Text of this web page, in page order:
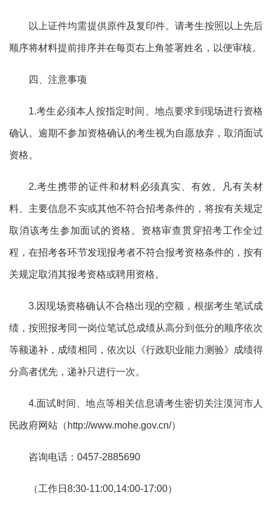
以上证件均需提供原件及复印件。请考生按照以上先后
顺序将材料提前排序并在每页右上角签署姓名，以便审核。
四、注意事项
1.考生必须本人按指定时间、地点要求到现场进行资格
确认。逾期不参加资格确认的考生视为自愿放弃，取消面试
资格。
2.考生携带的证件和材料必须真实、有效。凡有关材
料、主要信息不实或其他不符合招考条件的，将按有关规定
取消该考生参加面试的资格。资格审查贯穿招考工作全过
程，在招考各环节发现报考者不符合报考资格条件的，按有
关规定取消其报考资格或聘用资格。
3.因现场资格确认不合格出现的空额，根据考生笔试成
绩，按照报考同一岗位笔试总成绩从高分到低分的顺序依次
等额递补，成绩相同，依次以《行政职业能力测验》成绩得
分高者优先，递补只进行一次。
4.面试时间、地点等相关信息请考生密切关注漠河市人
民政府网站（http://www.mohe.gov.cn/）
咨询电话： 0457-2885690
（工作日 8:30-11:00,14:00-17:00）